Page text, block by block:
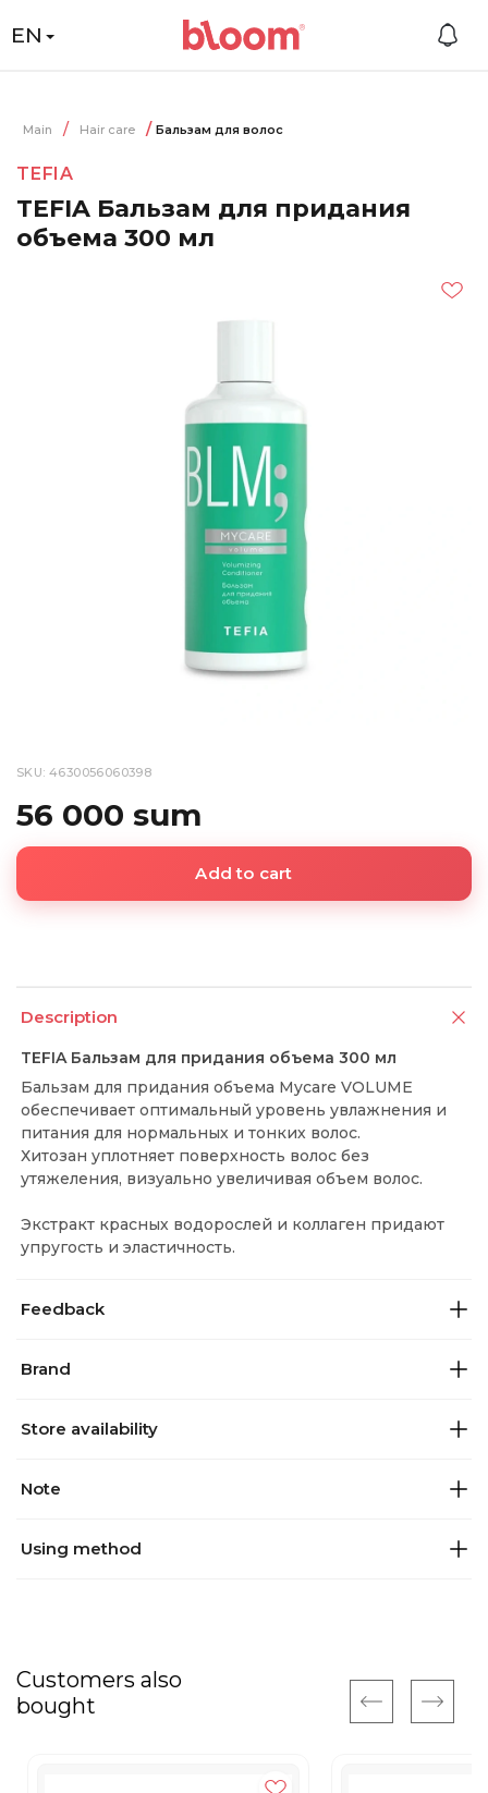
EN
Main Hair care Бальзам для волос
TEFIA
TEFIA Бальзам для придания
объема 300 мл
SKU: 4630056060398
56 000 sum
Add to cart
Description
TEFIA Бальзам для придания объема 300 мл
Бальзам для придания объема Mycare VOLUME
обеспечивает оптимальный уровень увлажнения и
питания для нормальных и тонких волос.
Хитозан уплотняет поверхность волос без
утяжеления, визуально увеличивая объем волос.
Экстракт красных водорослей и коллаген придают
упругость и эластичность.
Feedback
Brand
Store availability
Note
Using method
Customers also
bought